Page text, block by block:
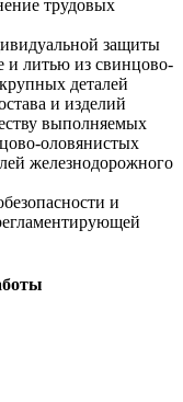
трудовых
защиты
и литью из свинцово-
деталей
и изделий
выполняемых
оловянистых
железнодорожного
и